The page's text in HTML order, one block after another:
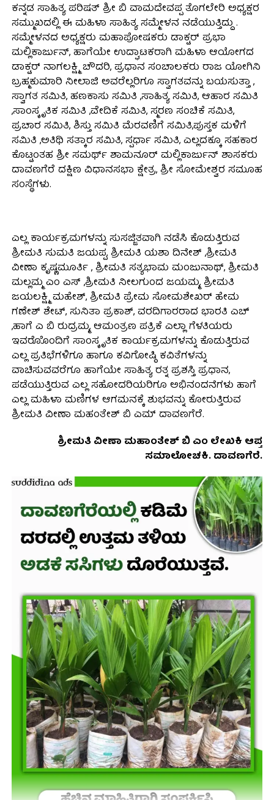
ಕನ್ನಡ ಸಾಹಿತ್ಯ ಪರಿಷತ್ ಶ್ರೀ ಬಿ ವಾಮದೇವಪ್ಪ ತೊಗಲೇರಿ ಅಧ್ಯಕ್ಷರ
ಸಮ್ಮುಖದಲ್ಲಿ ಈ ಮಹಿಳಾ ಸಾಹಿತ್ಯ ಸಮ್ಮೇಳನ ನಡೆಯುತ್ತಿದ್ದು .
ಸಮ್ಮೇಳನದ ಅಧ್ಯಕ್ಷರು ಮಹಾಪೋಷಕರು ಡಾಕ್ಟರ್ ಪ್ರಭಾ
ಮಲ್ಲಿಕಾರ್ಜುನ್, ಹಾಗೆಯೇ ಉದ್ಘಾಟಕರಾಗಿ ಮಹಿಳಾ ಆಯೋಗದ
ಡಾಕ್ಟರ್ ನಾಗಲಕ್ಷ್ಮಿ ಚೌದರಿ, ಪ್ರಧಾನ ಸಂಚಾಲಕರು ರಾಜ ಯೋಗಿನಿ
ಬ್ರಹ್ಮಕುಮಾರಿ ನೀಲಾಜಿ ಅವರೆಲ್ಲರಿಗೂ ಸ್ವಾಗತವನ್ನು ಬಯಸುತ್ತಾ ,
ಸ್ವಾಗತ ಸಮಿತಿ, ಹಣಕಾಸು ಸಮಿತಿ ,ಸಾಹಿತ್ಯ ಸಮಿತಿ, ಆಹಾರ ಸಮಿತಿ
,ಸಾಂಸ್ಕೃತಿಕ ಸಮಿತಿ ,ವೇದಿಕೆ ಸಮಿತಿ, ಸ್ಮರಣ ಸಂಚಿಕೆ ಸಮಿತಿ,
ಪ್ರಚಾರ ಸಮಿತಿ, ಶಿಸ್ತು ಸಮಿತಿ ಮೆರವಣಿಗೆ ಸಮಿತಿ,ಪುಸ್ತಕ ಮಳಿಗೆ
ಸಮಿತಿ ,ಅತಿಥಿ ಸತ್ಕಾರ ಸಮಿತಿ, ಸ್ಪರ್ಧಾ ಸಮಿತಿ, ಎಲ್ಲದಕ್ಕೂ ಸಹಕಾರ
ಕೊಟ್ಟಂತಹ ಶ್ರೀ ಸಮರ್ಥ್ ಶಾಮನೂರ್ ಮಲ್ಲಿಕಾರ್ಜುನ್ ಶಾಸಕರು
ದಾವಣಗೆರೆ ದಕ್ಷಿಣ ವಿಧಾನಸಭಾ ಕ್ಷೇತ್ರ, ಶ್ರೀ ಸೋಮೇಶ್ವರ ಸಮೂಹ
ಸಂಸ್ಥೆಗಳು.
ಎಲ್ಲ ಕಾರ್ಯಕ್ರಮಗಳನ್ನು ಸುಸಜ್ಜಿತವಾಗಿ ನಡೆಸಿ ಕೊಡುತ್ತಿರುವ
ಶ್ರೀಮತಿ ಸುಮತಿ ಜಯಪ್ಪ, ಶ್ರೀಮತಿ ಯಶಾ ದಿನೇಶ್ ,ಶ್ರೀಮತಿ
ವೀಣಾ ಕೃಷ್ಣಮೂರ್ತಿ , ಶ್ರೀಮತಿ ಸತ್ಯಭಾಮ ಮಂಜುನಾಥ್, ಶ್ರೀಮತಿ
ಮಲ್ಲಮ್ಮ ಎಂ ಎಸ್ ,ಶ್ರೀಮತಿ ನೀಲಗುಂದ ಜಯಮ್ಮ, ಶ್ರೀಮತಿ
ಜಯಲಕ್ಷ್ಮಿ ಮಹೇಶ್, ಶ್ರೀಮತಿ ಪ್ರೇಮ ಸೋಮಶೇಖರ್ ಹೇಮ
ಗಣೇಶ್ ಶೇಟ್, ಸುನಿತಾ ಪ್ರಕಾಶ್, ವರದಿಗಾರರಾದ ಭಾರತಿ ಎಚ್
,ಹಾಗೆ ಎ ಬಿ ರುದ್ರಮ್ಮ, ಆಮಂತ್ರಣ ಪತ್ರಿಕೆ ಎಲ್ಲಾ ಗೆಳತಿಯರು
ಇವರೊೊಂದಿಗೆ ಸಾಂಸ್ಕೃತಿಕ ಕಾರ್ಯಕ್ರಮಗಳನ್ನು ಕೊಡುತ್ತಿರುವ
ಎಲ್ಲ ಪ್ರತಿಭೆಗಳಿಗೂ ಹಾಗೂ ಕವಿಗೋಷ್ಠಿ ಕವಿತೆಗಳನ್ನು
ವಾಚಿಸುವವರೆಗೂ ಹಾಗೆಯೇ ಸಾಹಿತ್ಯ ರತ್ನ ಪ್ರಶಸ್ತಿ ಪ್ರಧಾನ,
ಪಡೆಯುತ್ತಿರುವ ಎಲ್ಲ ಸಹೋದರಿಯರಿಗೂ ಅಭಿನಂದನೆಗಳು ಹಾಗೆ
ಎಲ್ಲ ಮಹಿಳಾ ಮಣಿಗಳ ಆಗಮನಕ್ಕೆ ಶುಭವನ್ನು ಕೋರುತ್ತಿರುವ
ಶ್ರೀಮತಿ ವೀಣಾ ಮಹಂತೇಶ್ ಬಿ ಎಮ್ ದಾವಣಗೆರೆ.
ಶ್ರೀಮತಿ ವೀಣಾ ಮಹಾಂತೇಶ್ ಬಿ ಎಂ ಲೇಖಕಿ ಆಪ್ತ
ಸಮಾಲೋಚಕಿ. ದಾವಣಗೆರೆ.